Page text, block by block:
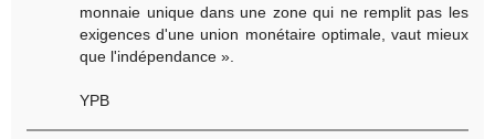
monnaie unique dans une zone qui ne remplit pas les
exigences d'une union monétaire optimale, vaut mieux
que l'indépendance ».
YPB